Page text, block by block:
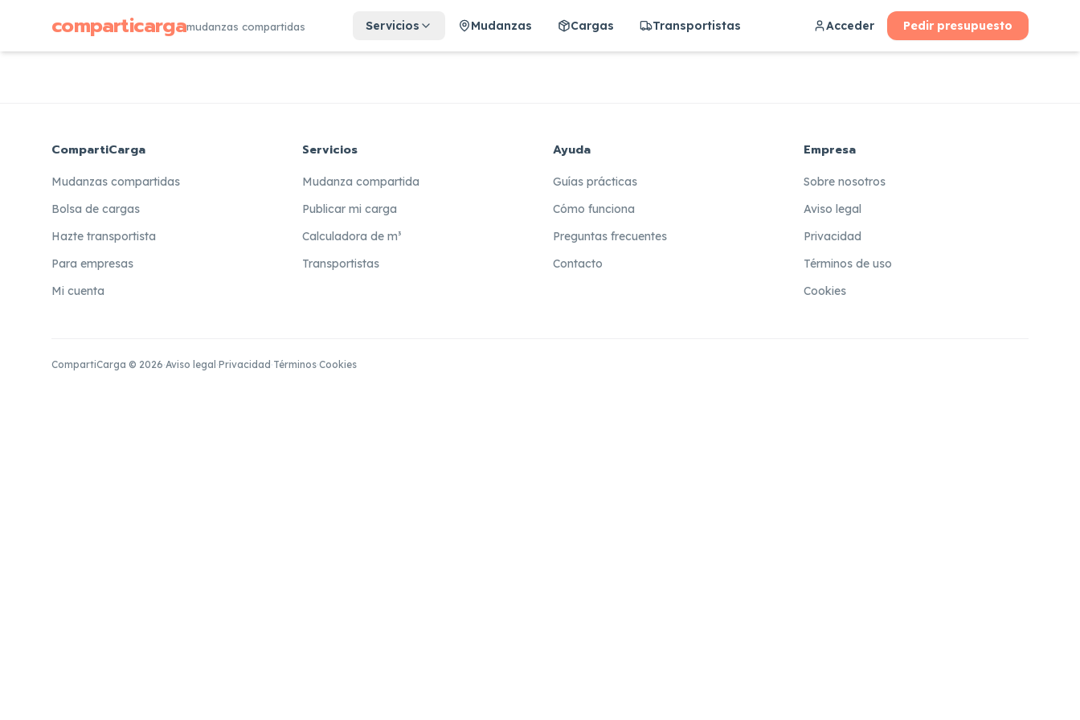
comparticargamudanzas compartidas Servicios Mudanzas Cargas Transportistas Acceder Pedir presupuesto
CompartiCarga
Mudanzas compartidas
Bolsa de cargas
Hazte transportista
Para empresas
Mi cuenta
Servicios
Mudanza compartida
Publicar mi carga
Calculadora de m³
Transportistas
Ayuda
Guías prácticas
Cómo funciona
Preguntas frecuentes
Contacto
Empresa
Sobre nosotros
Aviso legal
Privacidad
Términos de uso
Cookies
CompartiCarga © 2026·Aviso legal ·Privacidad ·Términos·Cookies